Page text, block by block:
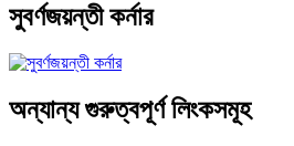
সুবর্ণজয়ন্তী কর্নার
অন্যান্য গুরুত্বপূর্ণ লিংকসমূহ